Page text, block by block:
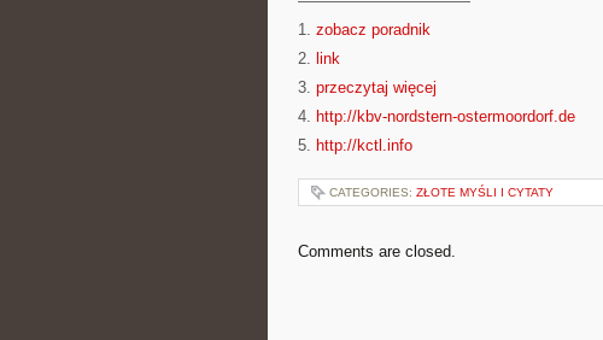
1. zobacz poradnik
2. link
3. przeczytaj więcej
4. http://kbv-nordstern-ostermoordorf.de
5. http://kctl.info
CATEGORIES: ZŁOTE MYŚLI I CYTATY
Comments are closed.